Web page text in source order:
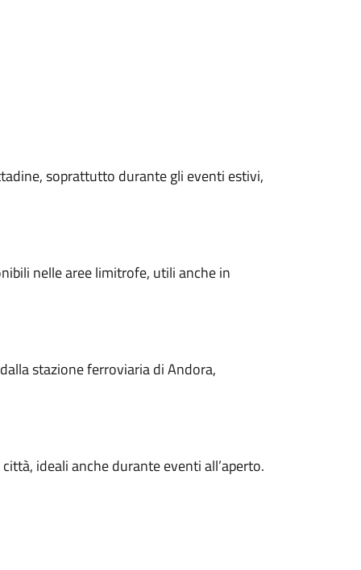
soprattutto durante gli eventi estivi,
nelle aree limitrofe, utili anche in
stazione ferroviaria di Andora,
ideali anche durante eventi all’aperto.